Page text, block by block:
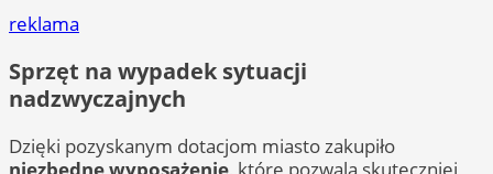
reklama
Sprzęt na wypadek sytuacji
nadzwyczajnych
Dzięki pozyskanym dotacjom miasto zakupiło